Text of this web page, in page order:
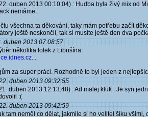
duben 2013 00:10:04) : Hudba byla živý mix od
nemáme.
čtu všechna ta děkování, taky mám potřebu začít
ještě neskončil, tak si musíte ještě den dva
duben 2013 07:08:57
několika fotek z Libušína.
za super práci. Rozhodně to byl jeden z
duben 2013 09:32:55
duben 2013 12:13:48) : Ad malej kluk . Je syn
:(
duben 2013 09:42:59
tam neměl co dělat, jakmile si ho velitel šiku všiml,